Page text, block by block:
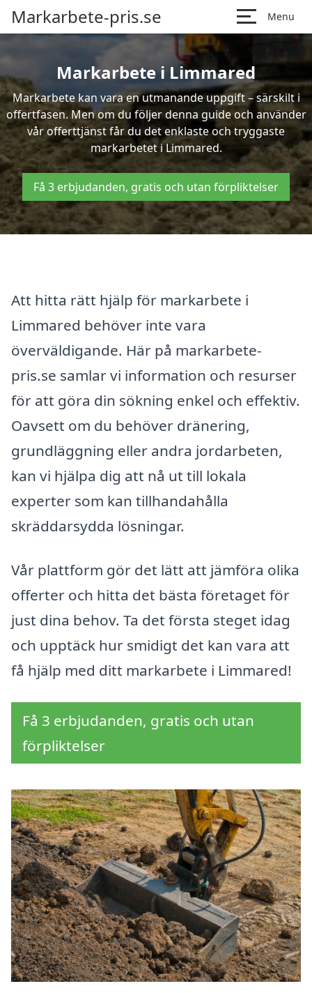
Markarbete-pris.se Menu
Markarbete i Limmared
Markarbete kan vara en utmanande uppgift – särskilt i
offertfasen. Men om du följer denna guide och använder
vår offerttjänst får du det enklaste och tryggaste
markarbetet i Limmared.
Få 3 erbjudanden, gratis och utan förpliktelser
Att hitta rätt hjälp för markarbete i
Limmared behöver inte vara
överväldigande. Här på markarbete-
pris.se samlar vi information och resurser
för att göra din sökning enkel och effektiv.
Oavsett om du behöver dränering,
grundläggning eller andra jordarbeten,
kan vi hjälpa dig att nå ut till lokala
experter som kan tillhandahålla
skräddarsydda lösningar.
Vår plattform gör det lätt att jämföra olika
offerter och hitta det bästa företaget för
just dina behov. Ta det första steget idag
och upptäck hur smidigt det kan vara att
få hjälp med ditt markarbete i Limmared!
Få 3 erbjudanden, gratis och utan
förpliktelser